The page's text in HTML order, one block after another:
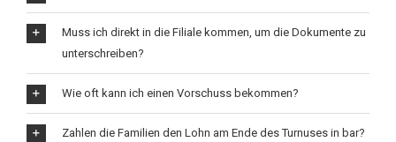
Muss ich direkt in die Filiale kommen, um die Dokumente zu
unterschreiben?
Wie oft kann ich einen Vorschuss bekommen?
Zahlen die Familien den Lohn am Ende des Turnuses in bar?